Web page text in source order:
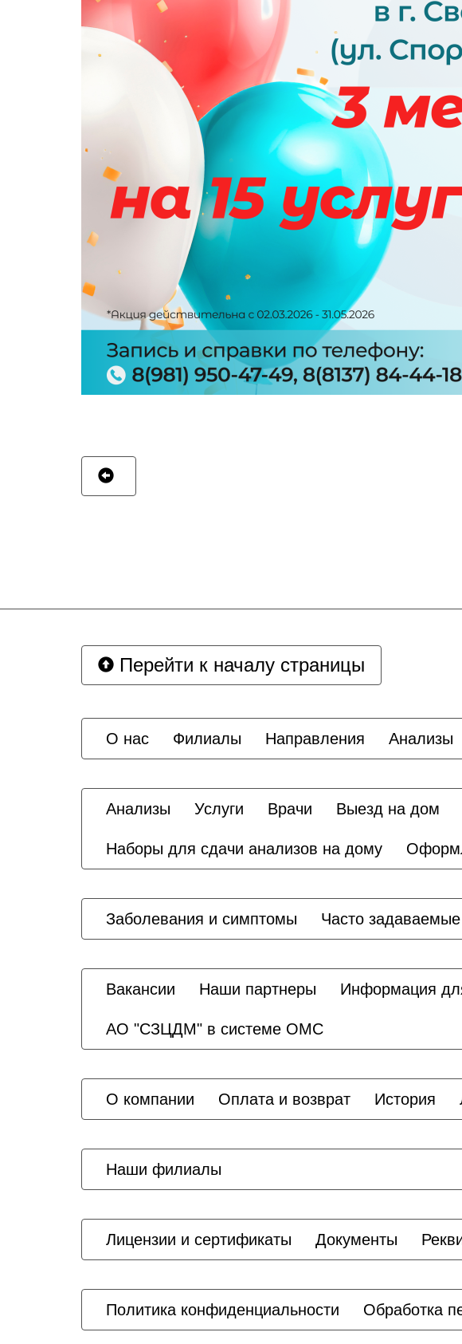
Перейти к началу страницы
О нас Филиалы Направления Анализы
Анализы Услуги Врачи Выезд на дом
Наборы для сдачи анализов на дому
Заболевания и симптомы Часто
Вакансии Наши партнеры Информация
АО "СЗЦДМ" в системе ОМС
О компании Оплата и возврат История
Наши филиалы
Лицензии и сертификаты Документы
Политика конфиденциальности Обработка